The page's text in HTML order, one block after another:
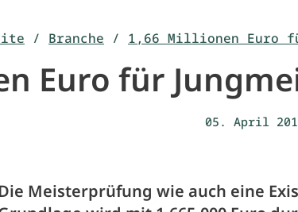
/ Branche / 1,66 Millionen Euro
Euro für
05. April
Meisterprüfung wie auch eine